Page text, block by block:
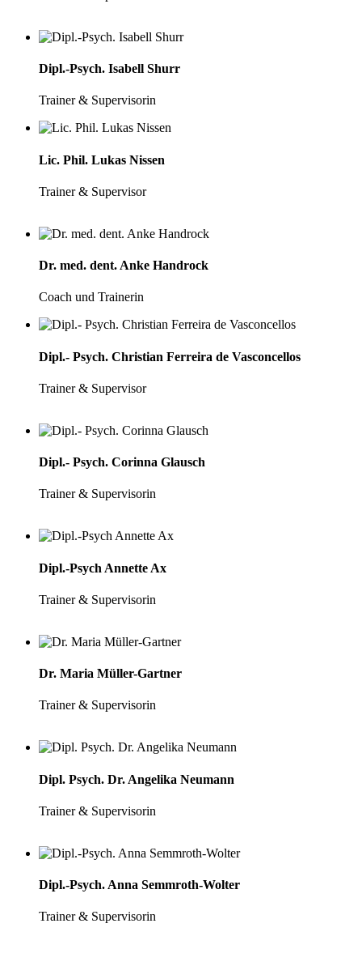
Dipl.-Psych. Isabell Shurr
Trainer & Supervisorin
Lic. Phil. Lukas Nissen
Trainer & Supervisor
Dr. med. dent. Anke Handrock
Coach und Trainerin
Dipl.- Psych. Christian Ferreira de Vasconcellos
Trainer & Supervisor
Dipl.- Psych. Corinna Glausch
Trainer & Supervisorin
Dipl.-Psych Annette Ax
Trainer & Supervisorin
Dr. Maria Müller-Gartner
Trainer & Supervisorin
Dipl. Psych. Dr. Angelika Neumann
Trainer & Supervisorin
Dipl.-Psych. Anna Semmroth-Wolter
Trainer & Supervisorin